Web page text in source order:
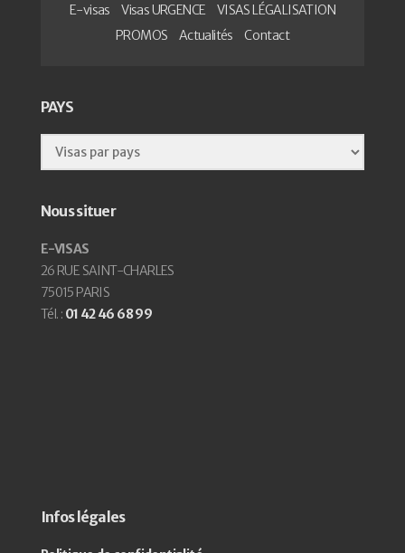
E-visas
Visas URGENCE
VISAS LÉGALISATION
PROMOS
Actualités Contact
PAYS
Nous situer
E-VISAS
26 RUE SAINT-CHARLES
75015 PARIS
Tél. : 01 42 46 68 99
Infos légales